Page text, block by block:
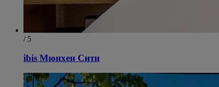
/ 5
ibis Мюнхен Сити